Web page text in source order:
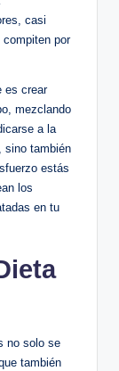
casi
por
es crear
mezclando
a la
sino también
estás
los
en tu
no solo se
también